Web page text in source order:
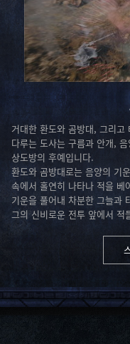
거대한 환도와 곰방대, 그리
다루는 도사는 구름과 안개,
상도방의 후예입니다.
환도와 곰방대로는 음양의 기
속에서 홀연히 나타나 적을
기운을 풀어내 차분한 그늘과
그의 신비로운 전투 앞에서 적